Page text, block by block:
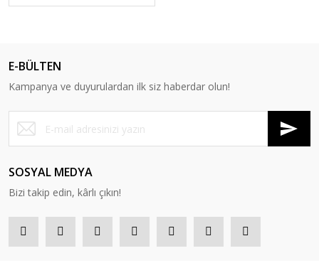
E-BÜLTEN
Kampanya ve duyurulardan ilk siz haberdar olun!
SOSYAL MEDYA
Bizi takip edin, kârlı çıkın!